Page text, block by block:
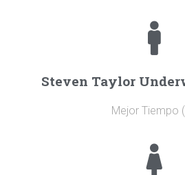
Steven Taylor
Mejor Tiempo